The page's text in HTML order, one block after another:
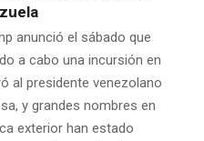
anunció el sábado que
a cabo una incursión en
al presidente venezolano
y grandes nombres en
exterior han estado